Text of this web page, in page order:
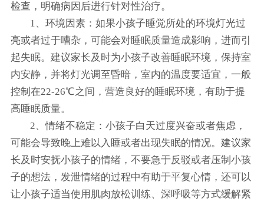
检查，明确病因后进行针对性治疗。
1、环境因素：如果小孩子睡觉所处的环境灯光过
亮或者过于嘈杂，可能会对睡眠质量造成影响，进而引
起失眠。建议家长及时为小孩子改善睡眠环境，保持室
内安静，并将灯光调至昏暗，室内的温度要适宜，一般
控制在22-26℃之间，营造良好的睡眠环境，有助于提
高睡眠质量。
2、情绪不稳定：小孩子白天过度兴奋或者焦虑，
可能会导致晚上难以入睡或者出现失眠的情况。建议家
长及时安抚小孩子的情绪，不要急于反驳或者压制小孩
子的想法，发泄情绪的过程中有助于平复心情，还可以
让小孩子适当使用肌肉放松训练、深呼吸等方式缓解紧